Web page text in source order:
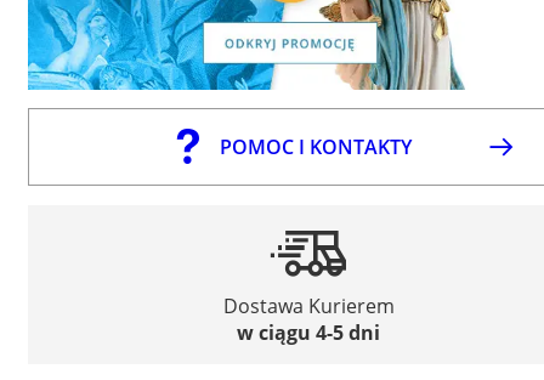
POMOC I KONTAKTY
Dostawa Kurierem
w ciągu 4-5 dni